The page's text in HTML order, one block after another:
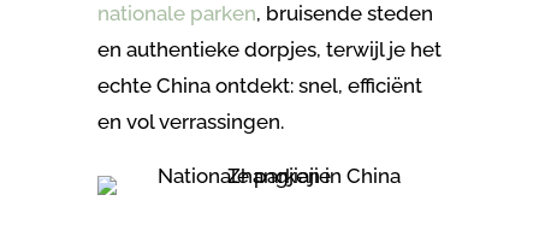
nationale parken, bruisende steden
en authentieke dorpjes, terwijl je het
echte China ontdekt: snel, efficiënt
en vol verrassingen.